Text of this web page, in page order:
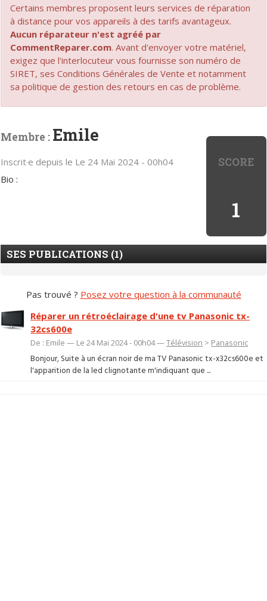
Certains membres proposent leurs services de réparation
à distance pour vos appareils à des tarifs avantageux.
Aucun réparateur n'est agréé par
CommentReparer.com. Avant d'envoyer votre matériel,
exigez que l'interlocuteur vous fournisse son numéro de
SIRET, ses Conditions Générales de Vente et notamment
sa politique de gestion des retours en cas de problème.
SCORE
1
Membre : Emile
Inscrit·e depuis le Le 24 Mai 2024 - 00h04
Bio :
SES PUBLICATIONS (1)
Pas trouvé ? Posez votre question à la communauté
Réparer un rétroéclairage d'une tv Panasonic tx-
32cs600e
De : Emile — Le 24 Mai 2024 - 00h04 —Télévision > Panasonic
Bonjour, Suite à un écran noir de ma TV Panasonic tx-x32cs600e et
l'apparition de la led clignotante m'indiquant que ...